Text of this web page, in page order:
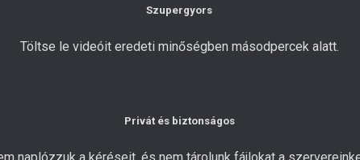
Szupergyors
Töltse le videóit eredeti minőségben másodpercek alatt.
Privát és biztonságos